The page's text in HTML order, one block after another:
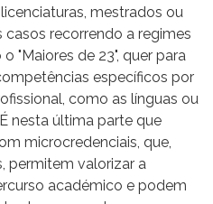
mestrados ou
recorrendo a regimes
"Maiores de 23", quer para
específicos por
como as línguas ou
nesta última parte que
microcredenciais, que,
permitem valorizar a
académico e podem